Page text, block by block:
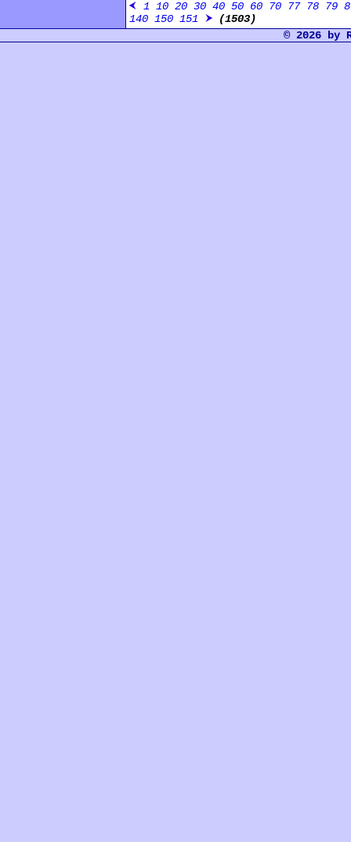
1 10 20 30 40 50 60 70 77 78 79
140 150 151
(1503)
© 2026 by